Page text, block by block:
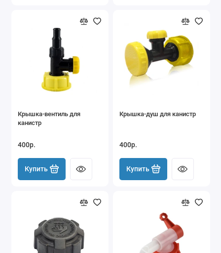
Крышка-вентиль для
канистр
400р.
Купить
Крышка-душ для канистр
400р.
Купить